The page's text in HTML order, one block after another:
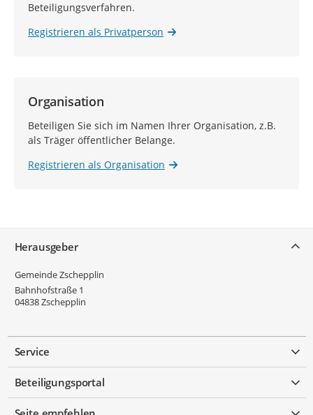
Beteiligungsverfahren.
Registrieren als Privatperson
Organisation
Beteiligen Sie sich im Namen Ihrer Organisation, z.B.
als Träger öffentlicher Belange.
Registrieren als Organisation
Herausgeber
Gemeinde Zschepplin
Bahnhofstraße 1
04838Zschepplin
Service
Beteiligungsportal